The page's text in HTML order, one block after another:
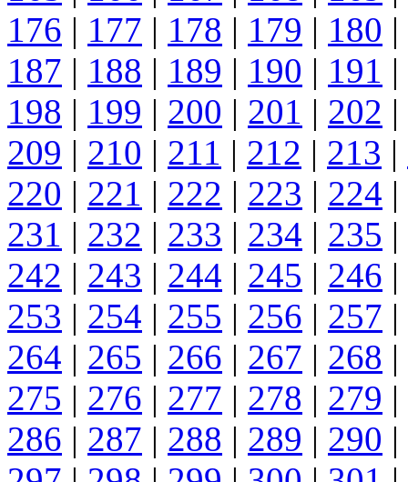
176 | 177 | 178 | 179 | 180 |
187 | 188 | 189 | 190 | 191 |
198 | 199 | 200 | 201 | 202 |
209 | 210 | 211 | 212 | 213 |
220 | 221 | 222 | 223 | 224 |
231 | 232 | 233 | 234 | 235 |
242 | 243 | 244 | 245 | 246 |
253 | 254 | 255 | 256 | 257 |
264 | 265 | 266 | 267 | 268 |
275 | 276 | 277 | 278 | 279 |
286 | 287 | 288 | 289 | 290 |